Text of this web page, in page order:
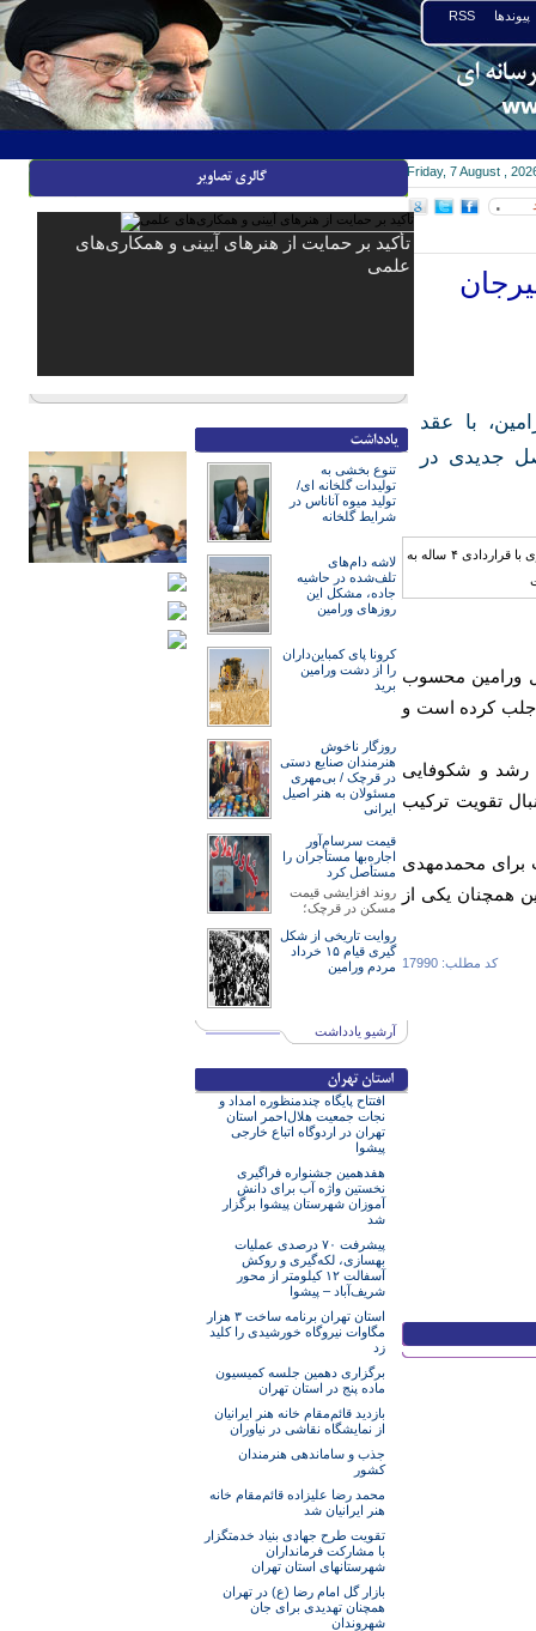
RSS پیوندها
Friday, 7 August ,
۰
سیرجان
ورامین، با عقد
جدیدی در
ورامین محسوب
جلب کرده است و
رشد و شکوفایی
تقویت ترکیب
برای محمدمهدی
همچنان یکی از
کد مطلب: 17990
تأکید بر حمایت از هنرهای آیینی و همکاری‌های
علمی
تنوع بخشی به
تولیدات گلخانه ای/
تولید میوه آناناس در
شرایط گلخانه
لاشه دام‌های
تلف‌شده در حاشیه
جاده، مشکل این
روزهای ورامین
کرونا پای کمباین‌داران
را از دشت ورامین
برید
روزگار ناخوش
هنرمند‌‌‌ان صنایع دستی
در قرچک / ‌بی‌مهری
مسئولان‌ به هنر اصیل
ایرانی
قیمت سرسام‌آور
اجاره‌بها مستأجران را
مستأصل کرد
روند افزایشی قیمت
مسکن در قرچک؛
روایت تاریخی از شکل
گیری قیام ۱۵ خرداد
مردم ورامین
آرشیو یادداشت
افتتاح پایگاه چندمنظوره امداد و
نجات جمعیت هلال‌احمر استان
تهران در اردوگاه اتباع خارجی
پیشوا
هفدهمین جشنواره فراگیری
نخستین واژه آب برای دانش
آموزان شهرستان پیشوا برگزار
شد
پیشرفت ۷۰ درصدی عملیات
بهسازی، لکه‌گیری و روکش
آسفالت ۱۲ کیلومتر از محور
شریف‌آباد – پیشوا
استان تهران برنامه ساخت ۳ هزار
مگاوات نیروگاه خورشیدی را کلید
زد
برگزاری دهمین جلسه کمیسیون
ماده پنج در استان تهران
بازدید قائم‌مقام خانه هنر ایرانیان
از نمایشگاه نقاشی در نیاوران
جذب و ساماندهی هنرمندان
کشور
محمد رضا علیزاده قائم‌مقام خانه
هنر ایرانیان شد
تقویت طرح جهادی بنیاد خدمتگزار
با مشارکت فرمانداران
شهرستانهای استان تهران
بازار گل امام رضا (ع) در تهران
همچنان تهدیدی برای جان
شهروندان